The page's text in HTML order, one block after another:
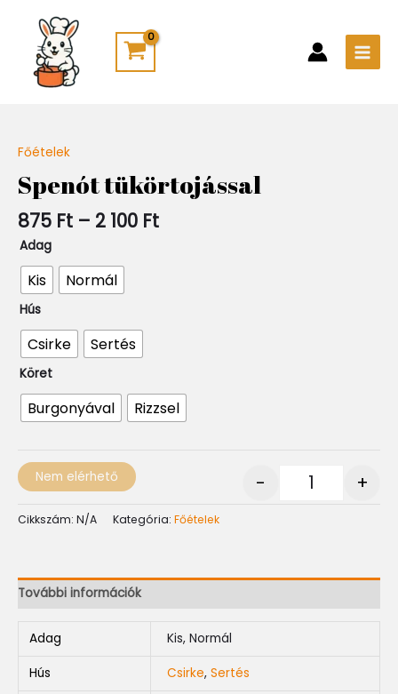
content
Főételek
Spenót tükörtojással
875 Ft – 2 100 Ft
875 Ft
-
2
100 Ft
Adag
Kis Normál
Hús
Csirke Sertés
Köret
Burgonyával Rizzsel
- +
Nem elérhető
Cikkszám: N/A Kategória: Főételek
További információk
Adag Kis, Normál
Hús Csirke,Sertés